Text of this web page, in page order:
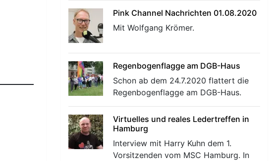
Pink Channel Nachrichten 01.08.2020
Mit Wolfgang Krömer.
Regenbogenflagge am DGB-Haus
Schon ab dem 24.7.2020 flattert die
Regenbogenflagge am DGB-Haus.
Virtuelles und reales Ledertreffen in
Hamburg
Interview mit Harry Kuhn dem 1.
Vorsitzenden vom MSC Hamburg. In